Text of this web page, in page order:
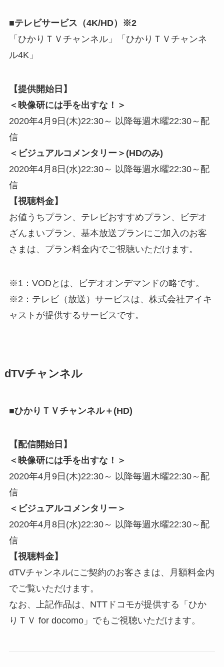
■テレビサービス（4K/HD）※2
「ひかりＴＶチャンネル」「ひかりＴＶチャンネ
ル4K」
【提供開始日】
＜映像研には手を出すな！＞
2020年4月9日(木)22:30～ 以降毎週木曜22:30～配
信
＜ビジュアルコメンタリー＞(HDのみ)
2020年4月8日(水)22:30～ 以降毎週水曜22:30～配
信
【視聴料金】
お値うちプラン、テレビおすすめプラン、ビデオ
ざんまいプラン、基本放送プランにご加入のお客
さまは、プラン料金内でご視聴いただけます。
※1：VODとは、ビデオオンデマンドの略です。
※2：テレビ（放送）サービスは、株式会社アイキ
ャストが提供するサービスです。
dTVチャンネル
■ひかりＴＶチャンネル＋(HD)
【配信開始日】
＜映像研には手を出すな！＞
2020年4月9日(木)22:30～ 以降毎週木曜22:30～配
信
＜ビジュアルコメンタリー＞
2020年4月8日(水)22:30～ 以降毎週水曜22:30～配
信
【視聴料金】
dTVチャンネルにご契約のお客さまは、月額料金内
でご覧いただけます。
なお、上記作品は、NTTドコモが提供する「ひか
りＴＶ for docomo」でもご視聴いただけます。